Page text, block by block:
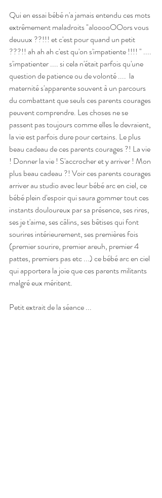
Qui en essai bébé n'a jamais entendu ces mots
extrêmement maladroits "alooooOOors vous
deuuux ??!!! et c'est pour quand un petit
???!! ah ah ah c'est qu'on s'impatiente !!!! " ....
s'impatienter .... si cela n'était parfois qu'une
question de patience ou de volonté ....  la
maternité s'apparente souvent à un parcours
du combattant que seuls ces parents courages
peuvent comprendre. Les choses ne se
passent pas toujours comme elles le devraient,
la vie est parfois dure pour certains. Le plus
beau cadeau de ces parents courages ?! La vie
! Donner la vie ! S'accrocher et y arriver ! Mon
plus beau cadeau ?! Voir ces parents courages
arriver au studio avec leur bébé arc en ciel, ce
bébé plein d'espoir qui saura gommer tout ces
instants douloureux par sa présence, ses rires,
ses je t'aime, ses câlins, ses bêtises qui font
sourires intérieurement, ses premières fois
(premier sourire, premier areuh, premier 4
pattes, premiers pas etc ...) ce bébé arc en ciel
qui apportera la joie que ces parents militants
malgré eux méritent.
Petit extrait de la séance ...